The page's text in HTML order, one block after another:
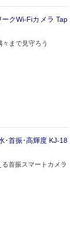
クWi-Fiカメラ Tap
まで見守ろう
･首振･高輝度 KJ-18
首振スマートカメラ